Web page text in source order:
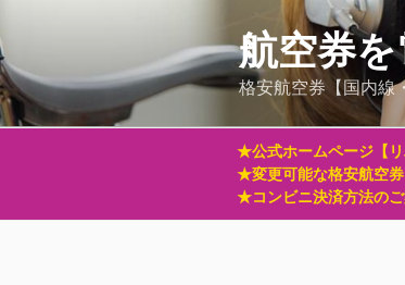
ン
テ
ン
ツ
ッ
航空券
格安航空券【国内線
★公式ホームページ【リ
★変更可能な格安航空券
★コンビニ決済方法の